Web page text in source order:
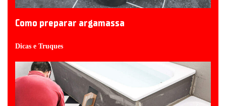
Como preparar argamassa
Dicas e Truques